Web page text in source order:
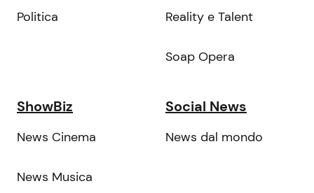
Politica Reality e Talent
Soap Opera
ShowBiz
News Cinema
News Musica
Social News
News dal mondo